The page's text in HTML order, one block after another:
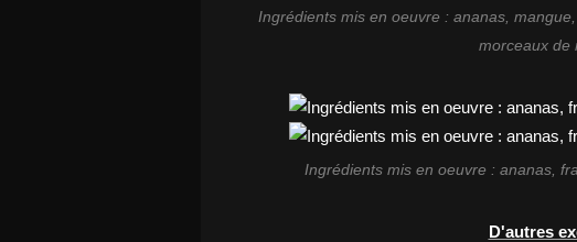
Ingrédients mis en oeuvre : ananas,
morceaux de
Ingrédients mis en oeuvre : ananas,
D'autres